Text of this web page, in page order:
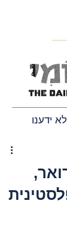
ידענו
בפברואר,